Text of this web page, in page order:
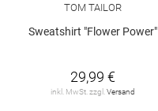
TOM TAILOR
Sweatshirt "Flower Power"
29,99 €
inkl. MwSt. zzgl. Versand